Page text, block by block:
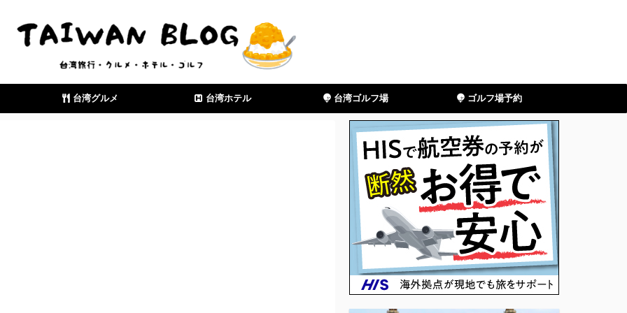
台湾グルメ 台湾ホテル 台湾ゴルフ場 ゴルフ場予約